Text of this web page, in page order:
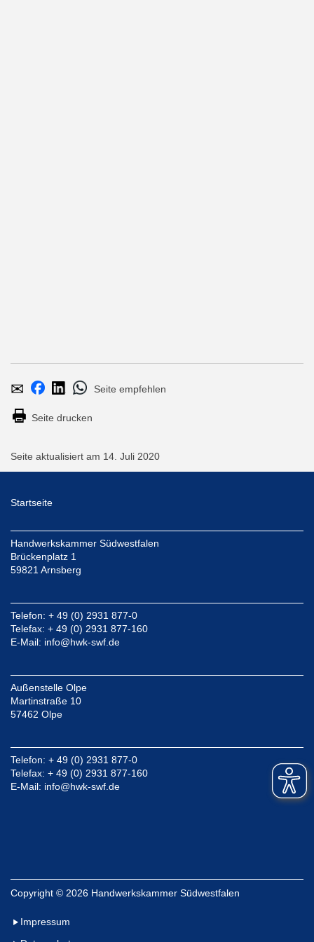
empfehlen
Per
E-
versenden
Bei
Facebook
Bei
LinkedIn
Bei
Seite drucken
Seite aktualisiert am 14. Juli 2020
Startseite
Handwerkskammer Südwestfalen
Brückenplatz 1
59821 Arnsberg
Telefon: + 49 (0) 2931 877-0
Telefax: + 49 (0) 2931 877-160
E-Mail: info@hwk-swf.de
Außenstelle Olpe
Martinstraße 10
57462 Olpe
Telefon: + 49 (0) 2931 877-0
Telefax: + 49 (0) 2931 877-160
E-Mail: info@hwk-swf.de
Copyright © 2026 Handwerkskammer Südwestfalen
Impressum